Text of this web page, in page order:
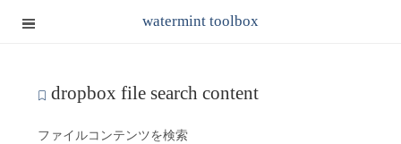
watermint toolbox
dropbox file search content
ファイルコンテンツを検索